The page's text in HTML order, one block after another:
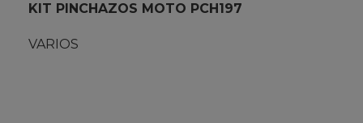
KIT PINCHAZOS MOTO PCH197
VARIOS